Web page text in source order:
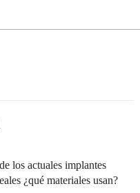
los actuales implantes
¿qué materiales usan?